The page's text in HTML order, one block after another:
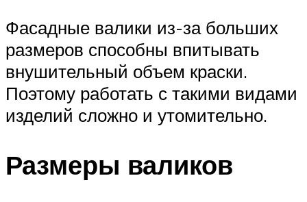
Фасадные валики из-за больших
размеров способны впитывать
внушительный объем краски.
Поэтому работать с такими видами
изделий сложно и утомительно.
Размеры валиков